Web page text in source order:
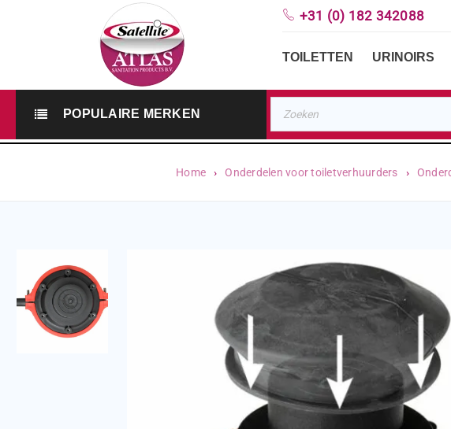
+31 (0) 182 342088
TOILETTEN URINOIRS
POPULAIRE MERKEN
Home › Onderdelen voor toiletverhuurders ›